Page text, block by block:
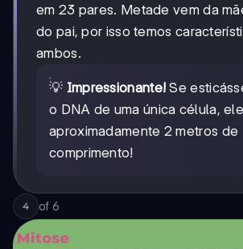
em 23 pares. Metade vem da
do pai, por isso temos
ambos.
💡 Impressionante! Se
o DNA de uma única célula,
aproximadamente 2 metros de
comprimento!
4 of 6